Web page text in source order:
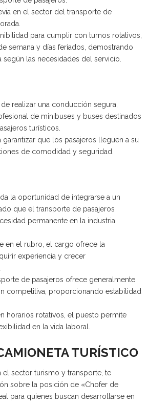
en el sector del transporte de
para cumplir con turnos rotativos,
semana y días feriados, demostrando
según las necesidades del servicio.
realizar una conducción segura,
de minibuses y buses destinados
turísticos.
garantizar que los pasajeros lleguen a su
de comodidad y seguridad.
la oportunidad de integrarse a un
que el transporte de pasajeros
permanente en la industria
en el rubro, el cargo ofrece la
experiencia y crecer
de pasajeros ofrece generalmente
competitiva, proporcionando estabilidad
horarios rotativos, el puesto permite
en la vida laboral.
TURÍSTICO
el sector turismo y transporte, te
sobre la posición de «Chofer de
para quienes buscan desarrollarse en